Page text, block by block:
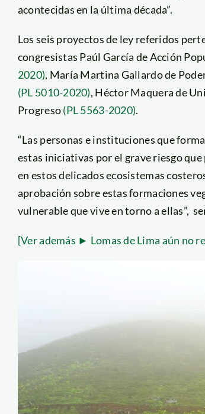
acontecidas en la última década”.
Los seis proyectos de ley referidos
congresistas Paúl García de Acción
2020), María Martina Gallardo de
(PL 5010-2020), Héctor Maquera de
Progreso(PL 5563-2020).
“Las personas e instituciones que
estas iniciativas por el grave riesgo
en estos delicados ecosistemas
aprobación sobre estas formaciones
vulnerable que vive en torno a ellas”,
[Ver además ► Lomas de Lima aún no